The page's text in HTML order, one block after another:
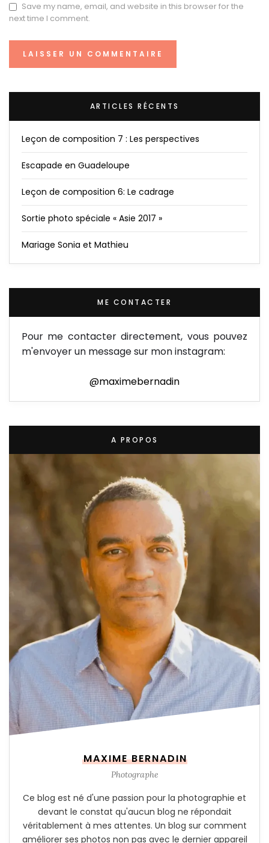
Save my name, email, and website in this browser for the
next time I comment.
ARTICLES RÉCENTS
Leçon de composition 7 : Les perspectives
Escapade en Guadeloupe
Leçon de composition 6: Le cadrage
Sortie photo spéciale « Asie 2017 »
Mariage Sonia et Mathieu
ME CONTACTER
Pour me contacter directement, vous pouvez
m'envoyer un message sur mon instagram:
@maximebernadin
A PROPOS
MAXIME BERNADIN
Photographe
Ce blog est né d'une passion pour la photographie et
devant le constat qu'aucun blog ne répondait
véritablement à mes attentes. Un blog sur comment
améliorer ses photos non pas avec le dernier appareil